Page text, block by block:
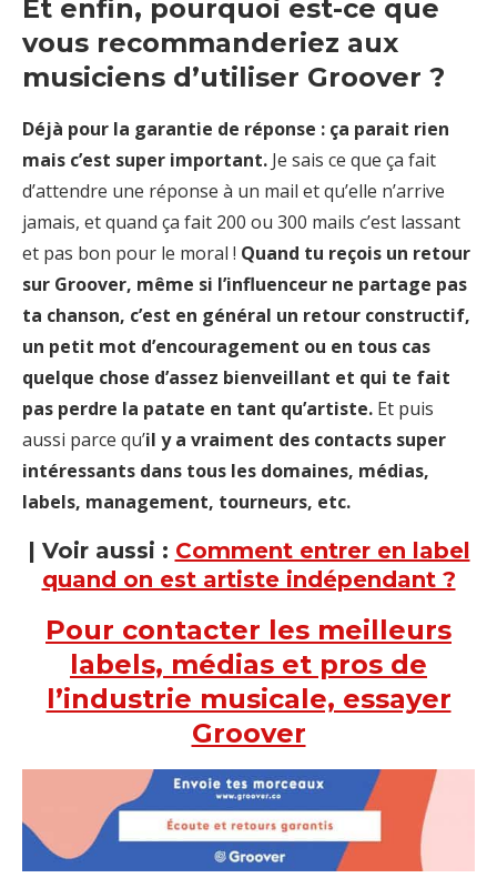
Et enfin, pourquoi est-ce que
vous recommanderiez aux
musiciens d’utiliser Groover ?
Déjà pour la garantie de réponse : ça parait rien
mais c’est super important. Je sais ce que ça fait
d’attendre une réponse à un mail et qu’elle n’arrive
jamais, et quand ça fait 200 ou 300 mails c’est lassant
et pas bon pour le moral ! Quand tu reçois un retour
sur Groover, même si l’influenceur ne partage pas
ta chanson, c’est en général un retour constructif,
un petit mot d’encouragement ou en tous cas
quelque chose d’assez bienveillant et qui te fait
pas perdre la patate en tant qu’artiste. Et puis
aussi parce qu’il y a vraiment des contacts super
intéressants dans tous les domaines, médias,
labels, management, tourneurs, etc.
| Voir aussi : Comment entrer en label
quand on est artiste indépendant ?
Pour contacter les meilleurs
labels, médias et pros de
l’industrie musicale, essayer
Groover